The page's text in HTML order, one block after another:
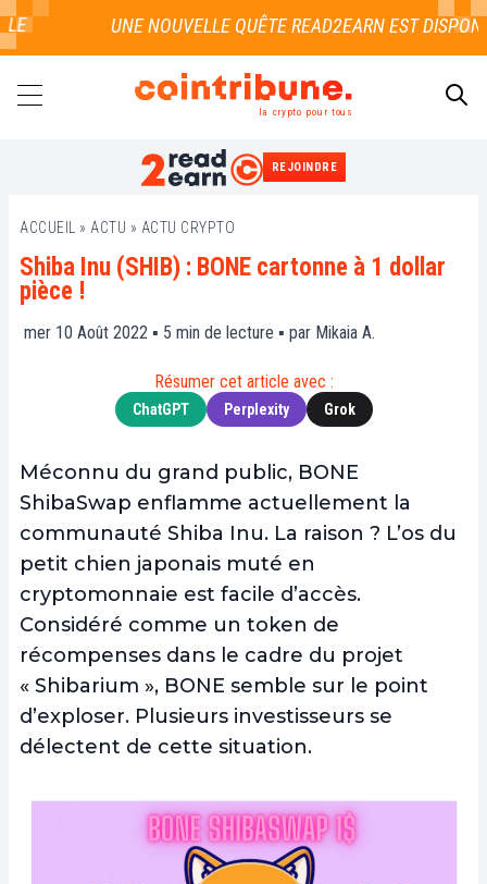
la crypto pour tous
REJOINDRE
ACCUEIL » ACTU » ACTU CRYPTO
Shiba Inu (SHIB) : BONE cartonne à 1 dollar
pièce !
mer 10 Août 2022 ▪ 5 min de lecture ▪ par Mikaia A.
Résumer cet article avec :
ChatGPT Perplexity Grok
Méconnu du grand public, BONE
ShibaSwap enflamme actuellement la
communauté Shiba Inu. La raison ? L’os du
petit chien japonais muté en
cryptomonnaie est facile d’accès.
Considéré comme un token de
récompenses dans le cadre du projet
« Shibarium », BONE semble sur le point
d’exploser. Plusieurs investisseurs se
délectent de cette situation.